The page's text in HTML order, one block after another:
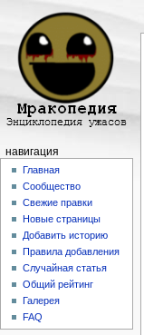
навигация
Главная
Сообщество
Свежие правки
Новые страницы
Добавить историю
Правила добавления
Случайная статья
Общий рейтинг
Галерея
FAQ